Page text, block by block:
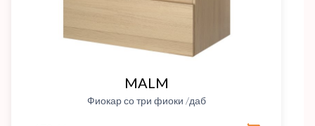
MALM
Фиокар со три фиоки /даб